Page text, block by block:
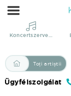
Összes
Acapella
stílusú
KoncertBooking
Koncertszervezés
Toți artiștii
Ügyfélszolgálat